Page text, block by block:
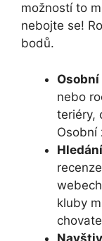
možností to
nebojte se!
bodů.
nebo
teriéry,
Osobní
kluby